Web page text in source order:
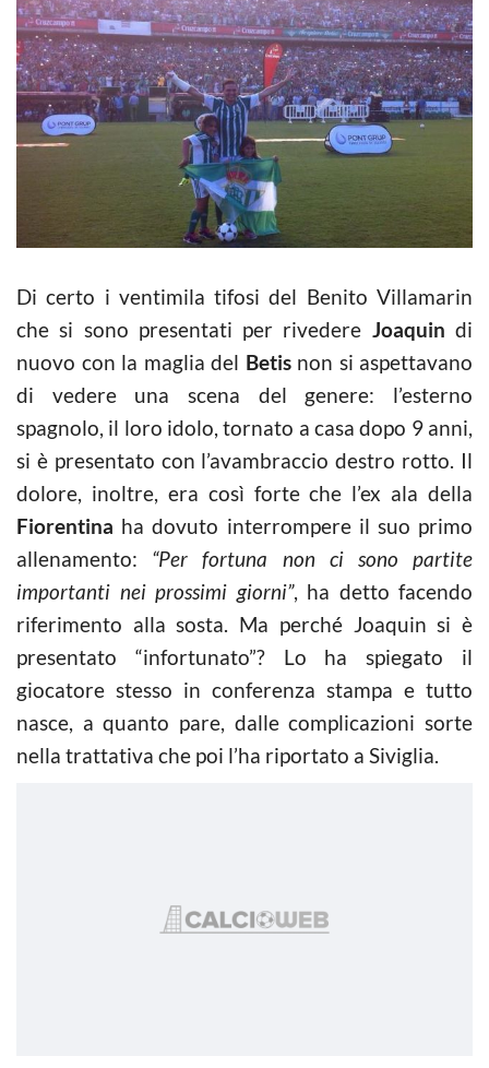
Di certo i ventimila tifosi del Benito Villamarin
che si sono presentati per rivedere Joaquin di
nuovo con la maglia del Betisnon si aspettavano
di vedere una scena del genere: l’esterno
spagnolo, il loro idolo, tornato a casa dopo 9 anni,
si è presentato con l’avambraccio destro rotto. Il
dolore, inoltre, era così forte che l’ex ala della
Fiorentina ha dovuto interrompere il suo primo
allenamento: “Per fortuna non ci sono partite
importanti nei prossimi giorni”, ha detto facendo
riferimento alla sosta. Ma perché Joaquin si è
presentato “infortunato”? Lo ha spiegato il
giocatore stesso in conferenza stampa e tutto
nasce, a quanto pare, dalle complicazioni sorte
nella trattativa che poi l’ha riportato a Siviglia.